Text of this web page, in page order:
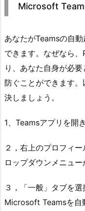
Microsoft
あなたがTeamsの自
できます。なぜなら
り、あなた自身が必
防ぐことができます
決しましょう。
1、Teamsアプリを開き
２，右上のプロフィ
ロップダウンメニュー
３，「一般」タブを
Microsoft Teamsを自